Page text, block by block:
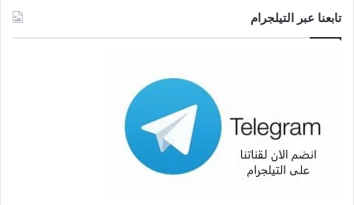
تابعنا عبر التيلجرام